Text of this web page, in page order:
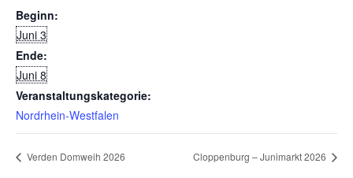
Beginn:
Juni 3
Ende:
Juni 8
Veranstaltungskategorie:
Nordrhein-Westfalen
Verden Domweih 2026 Cloppenburg – Junimarkt 2026